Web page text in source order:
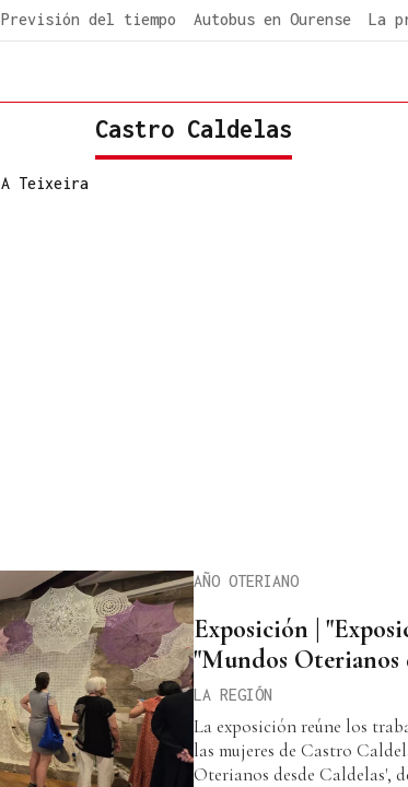
Previsión del tiempo Autobus en Ourense La
Castro Caldelas
A Teixeira
AÑO OTERIANO
Exposición |
"Mundos Oterianos
LA REGIÓN
La exposición reúne los
las mujeres de Castro
Oterianos desde Caldelas',